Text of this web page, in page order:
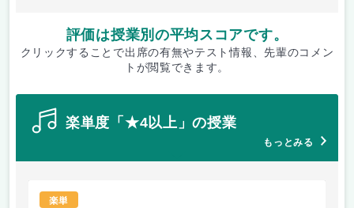
評価は授業別の平均スコアです。
クリックすることで出席の有無やテスト情報、先輩のコメン
トが閲覧できます。
楽単度「★4以上」の授業
もっとみる
楽単